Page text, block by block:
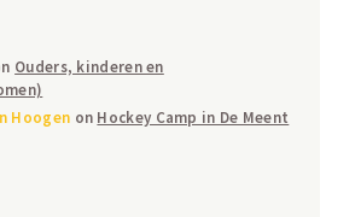
Ouders, kinderen en
Hoogen on Hockey Camp in De Meent